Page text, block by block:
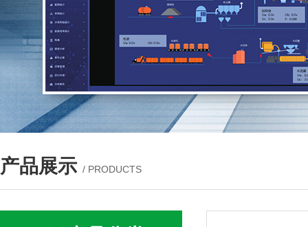
产品展示 / PRODUCTS